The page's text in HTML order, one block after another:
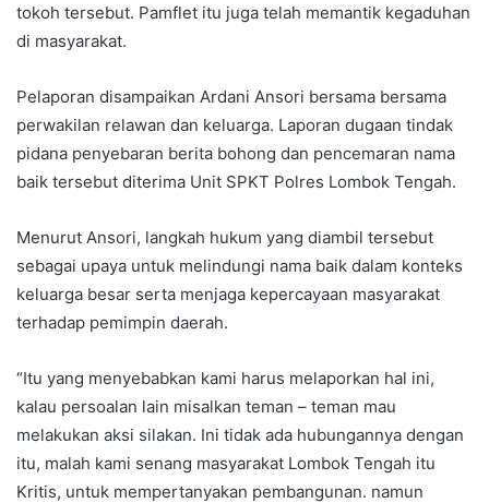
tokoh tersebut. Pamflet itu juga telah memantik kegaduhan
di masyarakat.
Pelaporan disampaikan Ardani Ansori bersama bersama
perwakilan relawan dan keluarga. Laporan dugaan tindak
pidana penyebaran berita bohong dan pencemaran nama
baik tersebut diterima Unit SPKT Polres Lombok Tengah.
Menurut Ansori, langkah hukum yang diambil tersebut
sebagai upaya untuk melindungi nama baik dalam konteks
keluarga besar serta menjaga kepercayaan masyarakat
terhadap pemimpin daerah.
“Itu yang menyebabkan kami harus melaporkan hal ini,
kalau persoalan lain misalkan teman – teman mau
melakukan aksi silakan. Ini tidak ada hubungannya dengan
itu, malah kami senang masyarakat Lombok Tengah itu
Kritis, untuk mempertanyakan pembangunan. namun